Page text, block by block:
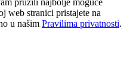
pružili najbolje moguće
web stranici pristajete na
u našim Pravilima privatnosti.